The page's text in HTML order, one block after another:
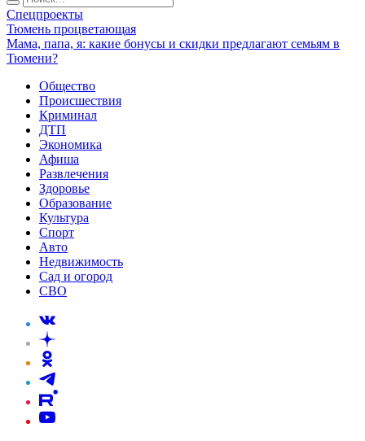
Спецпроекты
Тюмень процветающая
Мама, папа, я: какие бонусы и скидки предлагают семьям в
Тюмени?
Общество
Происшествия
Криминал
ДТП
Экономика
Афиша
Развлечения
Здоровье
Образование
Культура
Спорт
Авто
Недвижимость
Сад и огород
СВО